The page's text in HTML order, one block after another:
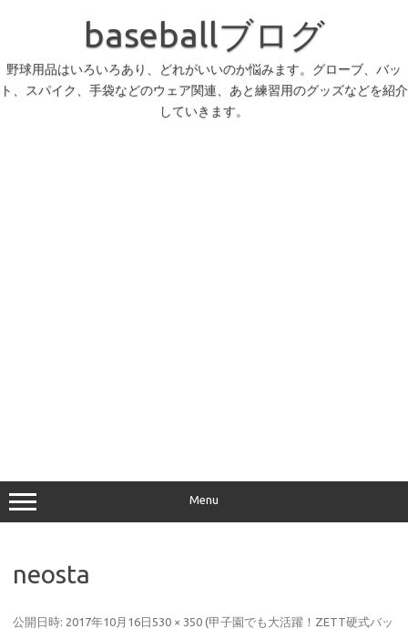
へ
キ
baseballブログ
野球用品はいろいろあり、どれがいいのか悩みます。グローブ、バッ
ト、スパイク、手袋などのウェア関連、あと練習用のグッズなどを紹介
していきます。
Menu
neosta
公開日時: 2017年10月16日 530 × 350 (甲子園でも大活躍！ZETT硬式バッ